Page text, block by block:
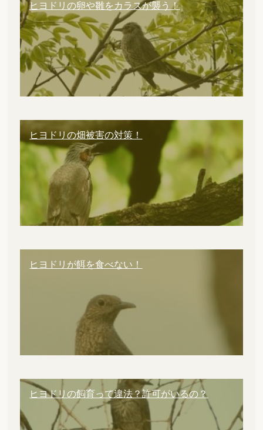
ヒヨドリの卵や雛をカラスが襲う！
ヒヨドリの畑被害の対策！
ヒヨドリが餌を食べない！
ヒヨドリの飼育って違法？許可がいるの？